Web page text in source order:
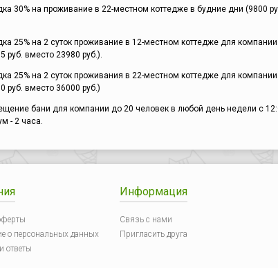
30% на проживание в 22-местном коттедже в будние дни (9800
25% на 2 суток проживание в 12-местном коттедже для
руб. вместо 23980 руб.).
25% на 2 суток проживания в 22-местном коттедже для
руб. вместо 36000 руб.)
бани для компании до 20 человек в любой день недели с
- 2 часа.
о персональных данных
ответы
Информация
Связь с нами
Пригласить друга